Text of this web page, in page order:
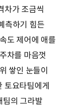
차가 조금씩
측하기 힘든
도 제어에 애를
차를 마음껏
쌓인 눈들이
토요타팀에게
팀의 그라발